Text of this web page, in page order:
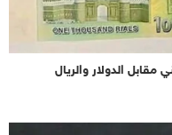
الدولار والريال